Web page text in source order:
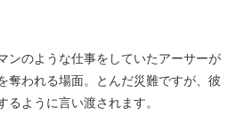
ンのような仕事をしていたアーサーが
奪われる場面。とんだ災難ですが、彼
ように言い渡されます。